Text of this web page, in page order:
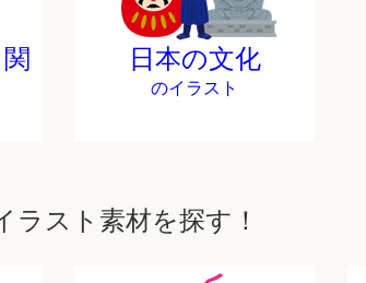
日本の文化
のイラスト
ラスト素材を探す！